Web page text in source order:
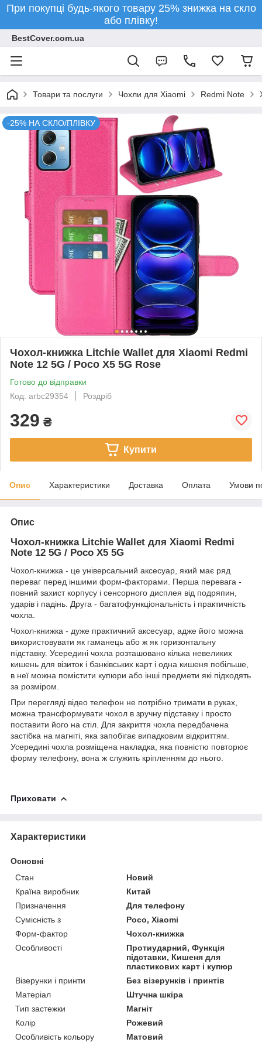
При покупці будь-якого товару 25% знижка на скло
або плівку!
BestCover.com.ua
Товари та послуги Чохли для Xiaomi Redmi Note
-25% НА СКЛО/ПЛІВКУ
Чохол-книжка Litchie Wallet для Xiaomi Redmi
Note 12 5G / Poco X5 5G Rose
Готово до відправки
Код: arbc29354
Роздріб
329 ₴
Купити
Опис Характеристики Доставка Оплата Умови
Опис
Чохол-книжка Litchie Wallet для Xiaomi Redmi
Note 12 5G / Poco X5 5G
Чохол-книжка - це універсальний аксесуар, який має ряд
переваг перед іншими форм-факторами. Перша перевага -
повний захист корпусу і сенсорного дисплея від подряпин,
ударів і падінь. Друга - багатофункціональність і практичність
чохла.
Чохол-книжка - дуже практичний аксесуар, адже його можна
використовувати як гаманець або ж як горизонтальну
підставку. Усередині чохла розташовано кілька невеликих
кишень для візиток і банківських карт і одна кишеня побільше,
в неї можна помістити купюри або інші предмети які підходять
за розміром.
При перегляді відео телефон не потрібно тримати в руках,
можна трансформувати чохол в зручну підставку і просто
поставити його на стіл. Для закриття чохла передбачена
застібка на магніті, яка запобігає випадковим відкриттям.
Усередині чохла розміщена накладка, яка повністю повторює
форму телефону, вона ж служить кріпленням до нього.
Приховати
Характеристики
Основні
Стан
Новий
Країна виробник
Китай
Призначення
Для телефону
Сумісність з
Poco, Xiaomi
Форм-фактор
Чохол-книжка
Особливості
Протиударний, Функція
підставки, Кишеня для
пластикових карт і купюр
Візерунки і принти
Без візерунків і принтів
Матеріал
Штучна шкіра
Тип застежки
Магніт
Колір
Рожевий
Особливість кольору
Матовий